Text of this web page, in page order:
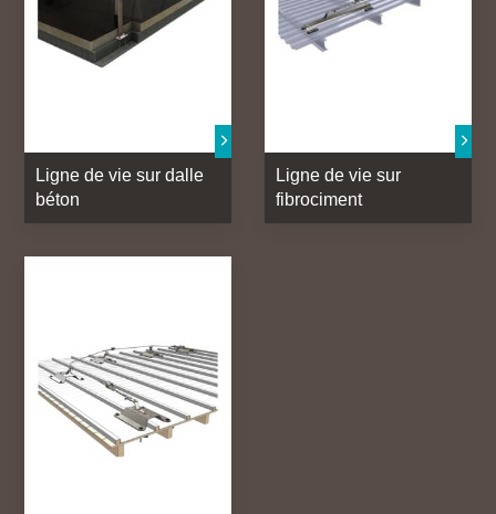
Ligne de vie sur dalle
béton
Ligne de vie sur
fibrociment